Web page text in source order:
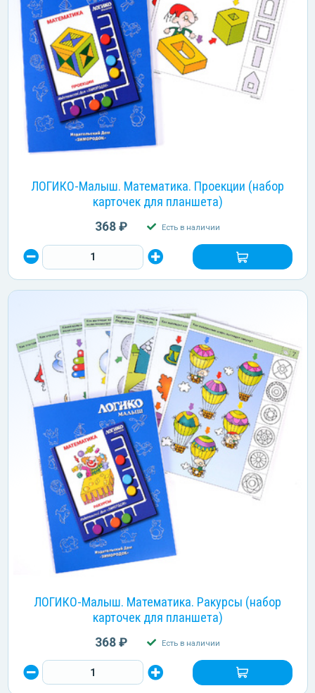
ЛОГИКО-Малыш. Математика. Проекции (набор
карточек для планшета)
368 ₽ Есть в наличии
ЛОГИКО-Малыш. Математика. Ракурсы (набор
карточек для планшета)
368 ₽ Есть в наличии